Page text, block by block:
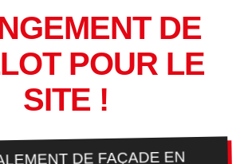
DE
POUR LE
SITE !
DE FAÇADE EN